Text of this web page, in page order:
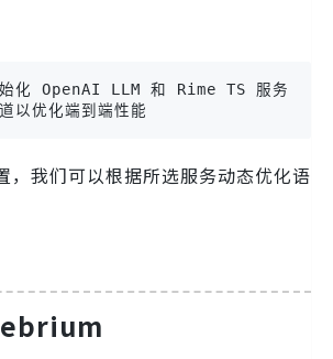
化 OpenAI LLM 和 Rime TS 服务
以优化端到端性能
，我们可以根据所选服务动态优化语